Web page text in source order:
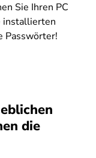
Sie Ihren PC
installierten
Passwörter!
die